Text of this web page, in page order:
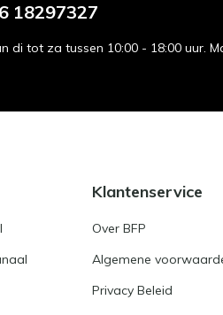
18297327
di tot za tussen 10:00 - 18:00 uur.
Klantenservice
Over BFP
Algemene
Privacy Beleid